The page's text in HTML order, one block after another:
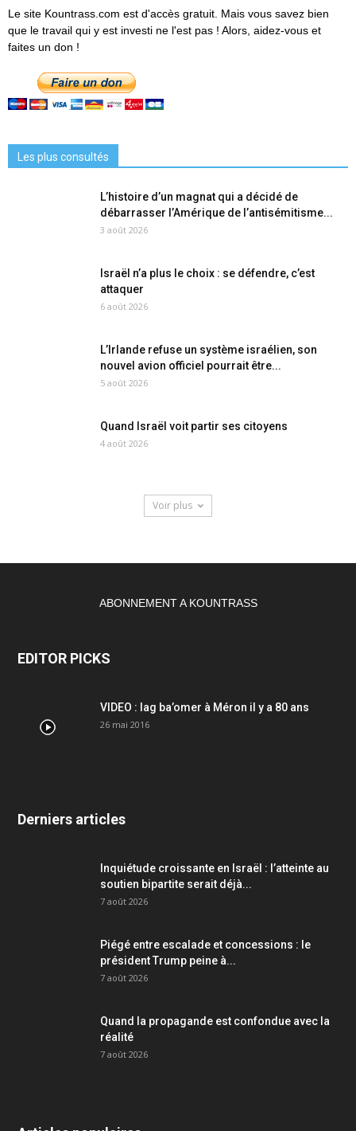
Le site Kountrass.com est d'accès gratuit. Mais vous savez bien
que le travail qui y est investi ne l'est pas ! Alors, aidez-vous et
faites un don !
Les plus consultés
L’histoire d’un magnat qui a décidé de
débarrasser l’Amérique de l’antisémitisme...
3 août 2026
Israël n’a plus le choix : se défendre, c’est
attaquer
6 août 2026
L’Irlande refuse un système israélien, son
nouvel avion officiel pourrait être...
5 août 2026
Quand Israël voit partir ses citoyens
4 août 2026
Voir plus
ABONNEMENT A KOUNTRASS
EDITOR PICKS
VIDEO : lag ba’omer à Méron il y a 80 ans
26 mai 2016
Derniers articles
Inquiétude croissante en Israël : l’atteinte au
soutien bipartite serait déjà...
7 août 2026
Piégé entre escalade et concessions : le
président Trump peine à...
7 août 2026
Quand la propagande est confondue avec la
réalité
7 août 2026